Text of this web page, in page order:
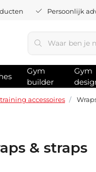
Persoonlijk
Gym
builder
Gym
accessoires
& straps